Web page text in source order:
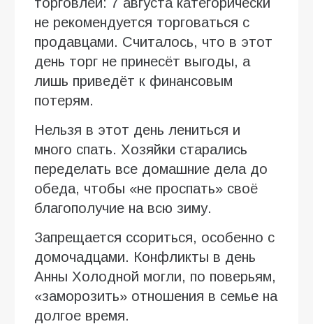
не рекомендуется торговаться с
продавцами. Считалось, что в этот
день торг не принесёт выгоды, а
лишь приведёт к финансовым
потерям.
Нельзя в этот день лениться и
много спать. Хозяйки старались
переделать все домашние дела до
обеда, чтобы «не проспать» своё
благополучие на всю зиму.
Запрещается ссориться, особенно с
домочадцами. Конфликты в день
Анны Холодной могли, по поверьям,
«заморозить» отношения в семье на
долгое время.